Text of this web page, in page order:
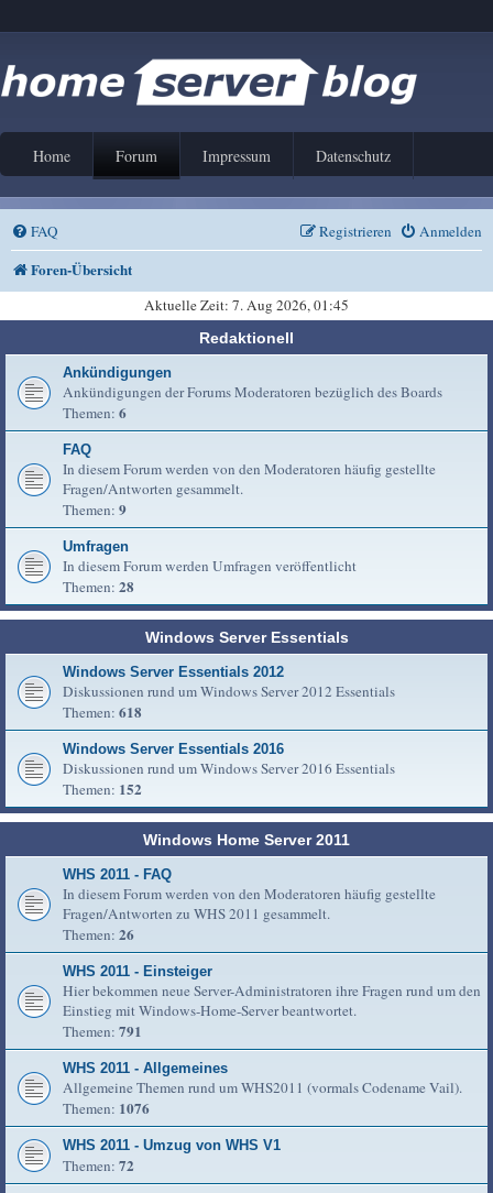
Home Forum Impressum Datenschutz
FAQ Anmelden
Registrieren
Foren-Übersicht
Aktuelle Zeit: 7. Aug 2026, 01:45
Redaktionell
Ankündigungen
Ankündigungen der Forums Moderatoren bezüglich des Boards
Themen: 6
FAQ
In diesem Forum werden von den Moderatoren häufig gestellte
Fragen/Antworten gesammelt.
Themen: 9
Umfragen
In diesem Forum werden Umfragen veröffentlicht
Themen: 28
Windows Server Essentials
Windows Server Essentials 2012
Diskussionen rund um Windows Server 2012 Essentials
Themen: 618
Windows Server Essentials 2016
Diskussionen rund um Windows Server 2016 Essentials
Themen: 152
Windows Home Server 2011
WHS 2011 - FAQ
In diesem Forum werden von den Moderatoren häufig gestellte
Fragen/Antworten zu WHS 2011 gesammelt.
Themen: 26
WHS 2011 - Einsteiger
Hier bekommen neue Server-Administratoren ihre Fragen rund um den
Einstieg mit Windows-Home-Server beantwortet.
Themen: 791
WHS 2011 - Allgemeines
Allgemeine Themen rund um WHS2011 (vormals Codename Vail).
Themen: 1076
WHS 2011 - Umzug von WHS V1
Themen: 72